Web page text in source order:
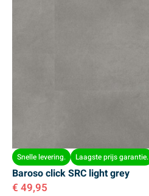
Snelle levering. Laagste prijs garantie.
Baroso click SRC light grey
€ 49,95